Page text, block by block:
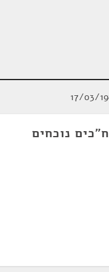
ח"כים נוכחים